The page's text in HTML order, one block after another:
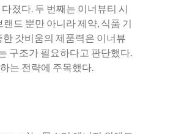
졌다. 두 번째는 이너뷰티 시
드 뿐만 아니라 제약, 식품 기
한 갓비움의 제품력은 이너뷰
구조가 필요하다고 판단했다.
는 전략에 주목했다.